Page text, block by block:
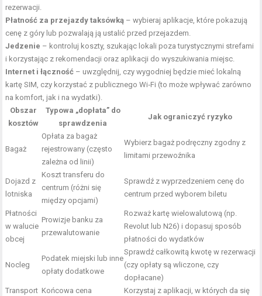
rezerwacji.
Płatność za przejazdy taksówką – wybieraj aplikacje, które pokazują
cenę z góry lub pozwalają ją ustalić przed przejazdem.
Jedzenie – kontroluj koszty, szukając lokali poza turystycznymi strefami
i korzystając z rekomendacji oraz aplikacji do wyszukiwania miejsc.
Internet i łączność – uwzględnij, czy wygodniej będzie mieć lokalną
kartę SIM, czy korzystać z publicznego Wi‑Fi (to może wpływać zarówno
na komfort, jak i na wydatki).
Obszar
kosztów
Typowa „dopłata” do
sprawdzenia
Jak ograniczyć ryzyko
Bagaż
Opłata za bagaż
rejestrowany (często
zależna od linii)
Wybierz bagaż podręczny zgodny z
limitami przewoźnika
Dojazd z
lotniska
Koszt transferu do
centrum (różni się
między opcjami)
Sprawdź z wyprzedzeniem cenę do
centrum przed wyborem biletu
Płatności
w walucie
obcej
Prowizje banku za
przewalutowanie
Rozważ kartę wielowalutową (np.
Revolut lub N26) i dopasuj sposób
płatności do wydatków
Nocleg
Podatek miejski lub inne
opłaty dodatkowe
Sprawdź całkowitą kwotę w rezerwacji
(czy opłaty są wliczone, czy
dopłacane)
Transport Końcowa cena
Korzystaj z aplikacji, w których da się